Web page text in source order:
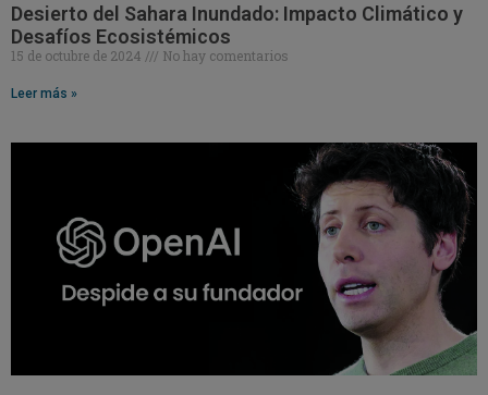
Desierto del Sahara Inundado: Impacto Climático y
Desafíos Ecosistémicos
15 de octubre de 2024 No hay comentarios
Leer más »